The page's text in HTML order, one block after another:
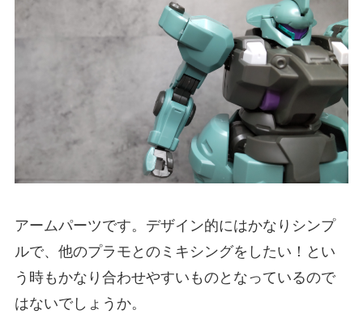
アームパーツです。デザイン的にはかなりシンプ
ルで、他のプラモとのミキシングをしたい！とい
う時もかなり合わせやすいものとなっているので
はないでしょうか。